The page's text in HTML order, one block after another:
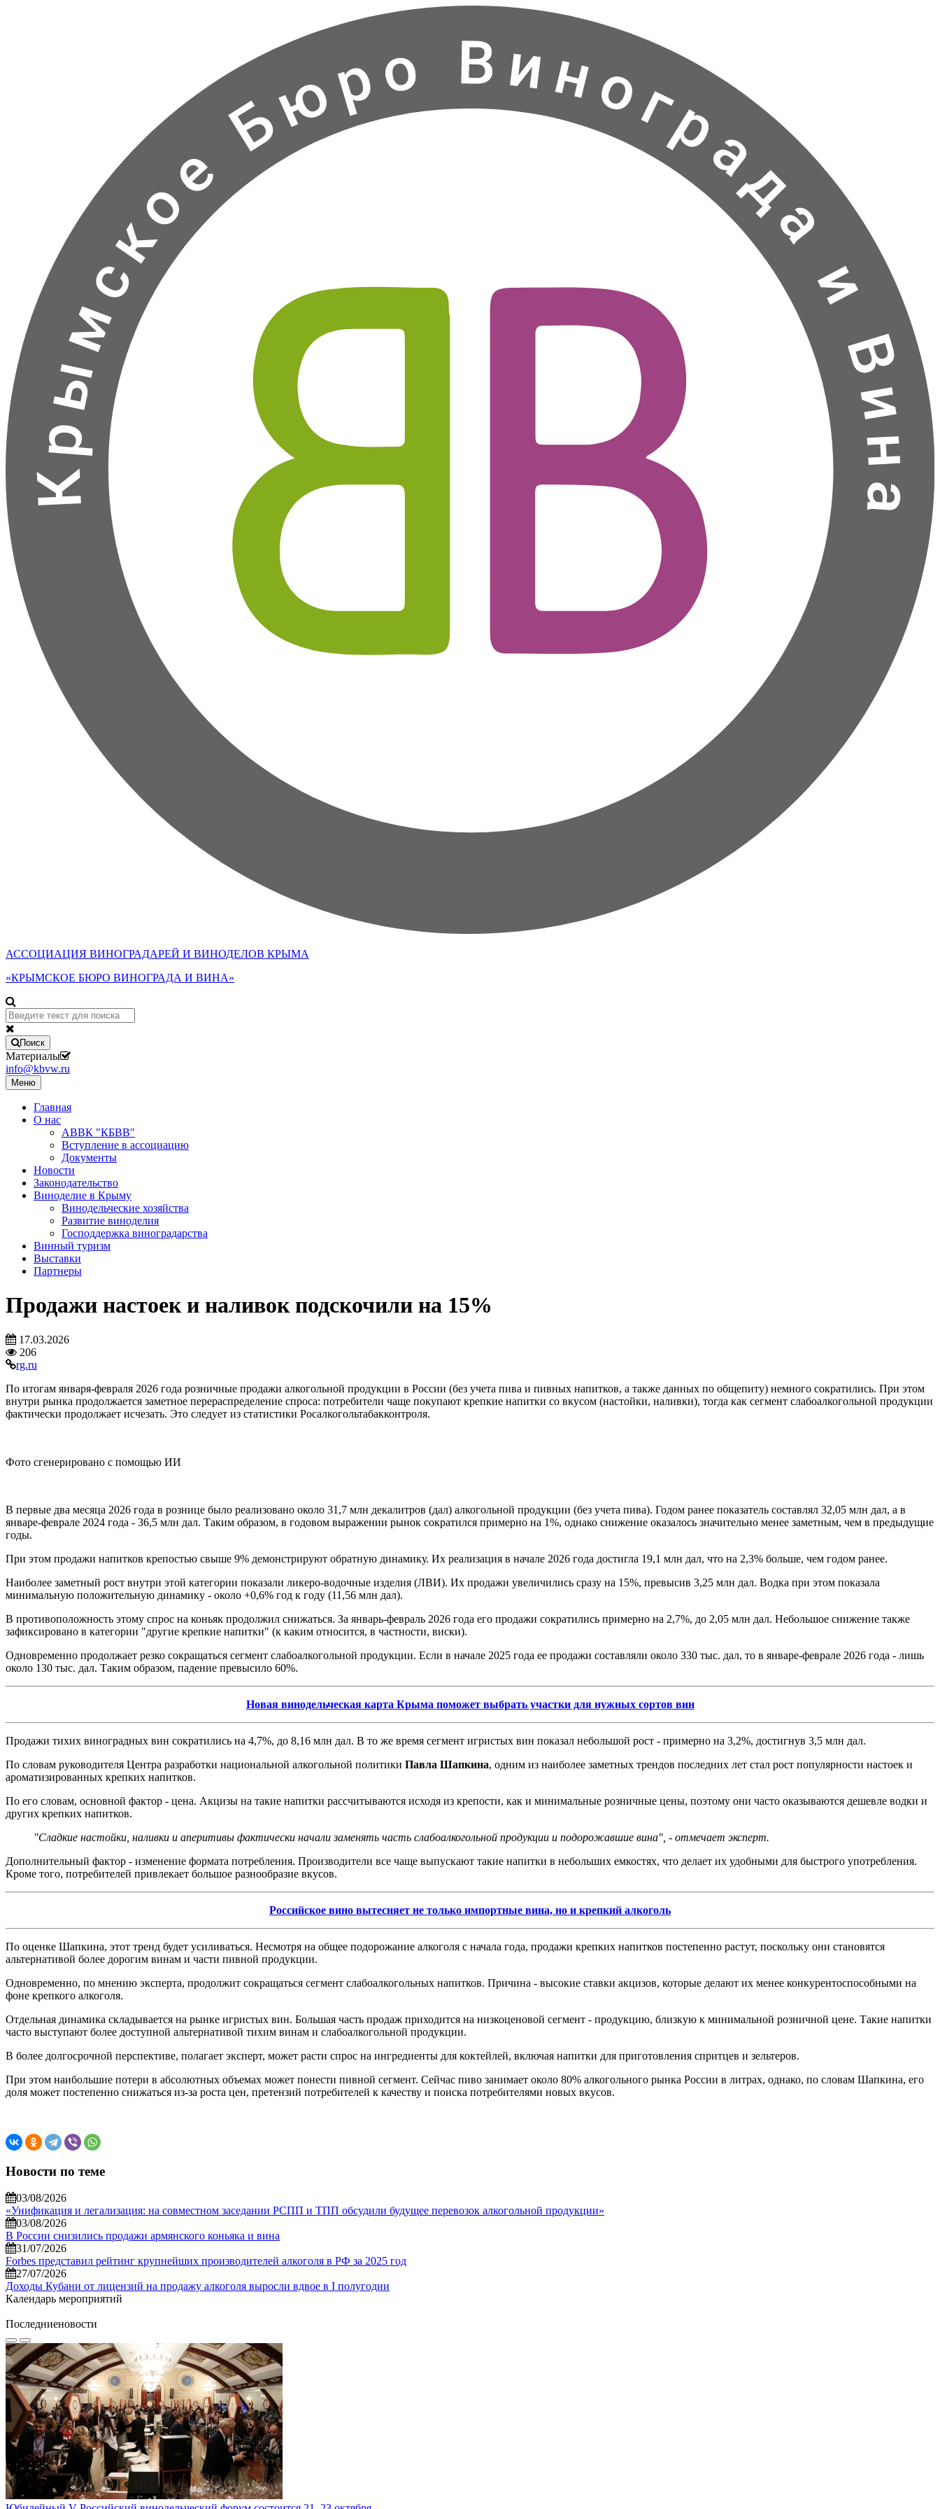
АССОЦИАЦИЯ ВИНОГРАДАРЕЙ И ВИНОДЕЛОВ КРЫМА
«КРЫМСКОЕ БЮРО ВИНОГРАДА И ВИНА»
Поиск
Материалы
info@kbvw.ru
Меню
Главная
О нас
АВВК "КБВВ"
Вступление в ассоциацию
Документы
Новости
Законодательство
Виноделие в Крыму
Винодельческие хозяйства
Развитие виноделия
Господдержка виноградарства
Винный туризм
Выставки
Партнеры
Продажи настоек и наливок подскочили на 15%
17.03.2026
206
rg.ru
По итогам января-февраля 2026 года розничные продажи алкогольной продукции в России (без учета пива и пивных напитков, а также данных по общепиту) немного сократились. При этом
внутри рынка продолжается заметное перераспределение спроса: потребители чаще покупают крепкие напитки со вкусом (настойки, наливки), тогда как сегмент слабоалкогольной продукции
фактически продолжает исчезать. Это следует из статистики Росалкогольтабакконтроля.
Фото сгенерировано с помощью ИИ
В первые два месяца 2026 года в рознице было реализовано около 31,7 млн декалитров (дал) алкогольной продукции (без учета пива). Годом ранее показатель составлял 32,05 млн дал, а в
январе-феврале 2024 года - 36,5 млн дал. Таким образом, в годовом выражении рынок сократился примерно на 1%, однако снижение оказалось значительно менее заметным, чем в предыдущие
годы.
При этом продажи напитков крепостью свыше 9% демонстрируют обратную динамику. Их реализация в начале 2026 года достигла 19,1 млн дал, что на 2,3% больше, чем годом ранее.
Наиболее заметный рост внутри этой категории показали ликеро-водочные изделия (ЛВИ). Их продажи увеличились сразу на 15%, превысив 3,25 млн дал. Водка при этом показала
минимальную положительную динамику - около +0,6% год к году (11,56 млн дал).
В противоположность этому спрос на коньяк продолжил снижаться. За январь-февраль 2026 года его продажи сократились примерно на 2,7%, до 2,05 млн дал. Небольшое снижение также
зафиксировано в категории "другие крепкие напитки" (к каким относится, в частности, виски).
Одновременно продолжает резко сокращаться сегмент слабоалкогольной продукции. Если в начале 2025 года ее продажи составляли около 330 тыс. дал, то в январе-феврале 2026 года - лишь
около 130 тыс. дал. Таким образом, падение превысило 60%.
Новая винодельческая карта Крыма поможет выбрать участки для нужных сортов вин
Продажи тихих виноградных вин сократились на 4,7%, до 8,16 млн дал. В то же время сегмент игристых вин показал небольшой рост - примерно на 3,2%, достигнув 3,5 млн дал.
По словам руководителя Центра разработки национальной алкогольной политики Павла Шапкина, одним из наиболее заметных трендов последних лет стал рост популярности настоек и
ароматизированных крепких напитков.
По его словам, основной фактор - цена. Акцизы на такие напитки рассчитываются исходя из крепости, как и минимальные розничные цены, поэтому они часто оказываются дешевле водки и
других крепких напитков.
"Сладкие настойки, наливки и аперитивы фактически начали заменять часть слабоалкогольной продукции и подорожавшие вина", - отмечает эксперт.
Дополнительный фактор - изменение формата потребления. Производители все чаще выпускают такие напитки в небольших емкостях, что делает их удобными для быстрого употребления.
Кроме того, потребителей привлекает большое разнообразие вкусов.
Российское вино вытесняет не только импортные вина, но и крепкий алкоголь
По оценке Шапкина, этот тренд будет усиливаться. Несмотря на общее подорожание алкоголя с начала года, продажи крепких напитков постепенно растут, поскольку они становятся
альтернативой более дорогим винам и части пивной продукции.
Одновременно, по мнению эксперта, продолжит сокращаться сегмент слабоалкогольных напитков. Причина - высокие ставки акцизов, которые делают их менее конкурентоспособными на
фоне крепкого алкоголя.
Отдельная динамика складывается на рынке игристых вин. Большая часть продаж приходится на низкоценовой сегмент - продукцию, близкую к минимальной розничной цене. Такие напитки
часто выступают более доступной альтернативой тихим винам и слабоалкогольной продукции.
В более долгосрочной перспективе, полагает эксперт, может расти спрос на ингредиенты для коктейлей, включая напитки для приготовления спритцев и зельтеров.
При этом наибольшие потери в абсолютных объемах может понести пивной сегмент. Сейчас пиво занимает около 80% алкогольного рынка России в литрах, однако, по словам Шапкина, его
доля может постепенно снижаться из-за роста цен, претензий потребителей к качеству и поиска потребителями новых вкусов.
Новости по теме
03/08/2026
«Унификация и легализация: на совместном заседании РСПП и ТПП обсудили будущее перевозок алкогольной продукции»
03/08/2026
В России снизились продажи армянского коньяка и вина
31/07/2026
Forbes представил рейтинг крупнейших производителей алкоголя в РФ за 2025 год
27/07/2026
Доходы Кубани от лицензий на продажу алкоголя выросли вдвое в I полугодии
Календарь мероприятий
Последниеновости